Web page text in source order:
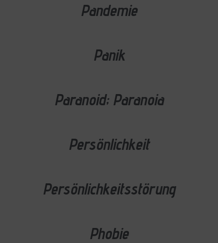
Pandemie
Panik
Paranoid; Paranoia
Persönlichkeit
Persönlichkeitsstörung
Phobie